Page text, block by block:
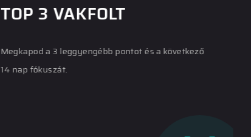
TOP 3 VAKFOLT
Megkapod a 3 leggyengébb pontot és a következő
14 nap fókuszát.